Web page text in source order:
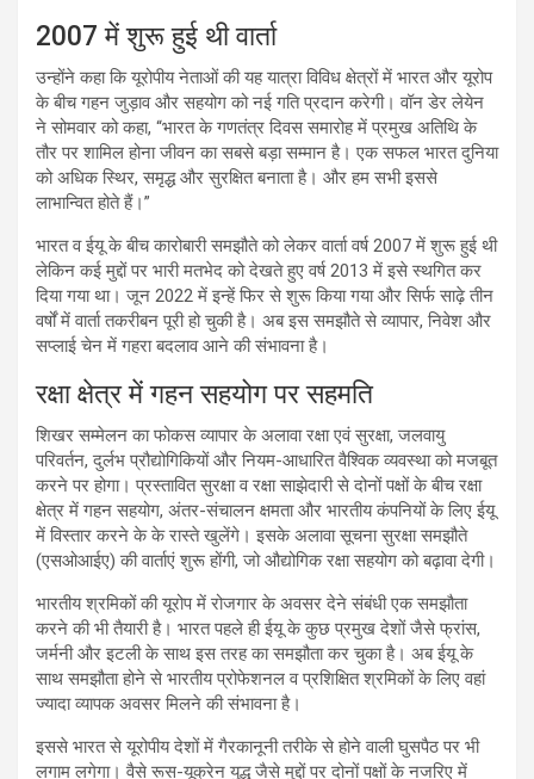
2007 में शुरू हुई थी वार्ता
उन्होंने कहा कि यूरोपीय नेताओं की यह यात्रा विविध क्षेत्रों में भारत और यूरोप
के बीच गहन जुड़ाव और सहयोग को नई गति प्रदान करेगी। वॉन डेर लेयेन
ने सोमवार को कहा, “भारत के गणतंत्र दिवस समारोह में प्रमुख अतिथि के
तौर पर शामिल होना जीवन का सबसे बड़ा सम्मान है। एक सफल भारत दुनिया
को अधिक स्थिर, समृद्ध और सुरक्षित बनाता है। और हम सभी इससे
लाभान्वित होते हैं।”
भारत व ईयू के बीच कारोबारी समझौते को लेकर वार्ता वर्ष 2007 में शुरू हुई थी
लेकिन कई मुद्दों पर भारी मतभेद को देखते हुए वर्ष 2013 में इसे स्थगित कर
दिया गया था। जून 2022 में इन्हें फिर से शुरू किया गया और सिर्फ साढ़े तीन
वर्षों में वार्ता तकरीबन पूरी हो चुकी है। अब इस समझौते से व्यापार, निवेश और
सप्लाई चेन में गहरा बदलाव आने की संभावना है।
रक्षा क्षेत्र में गहन सहयोग पर सहमति
शिखर सम्मेलन का फोकस व्यापार के अलावा रक्षा एवं सुरक्षा, जलवायु
परिवर्तन, दुर्लभ प्रौद्योगिकियों और नियम-आधारित वैश्विक व्यवस्था को मजबूत
करने पर होगा। प्रस्तावित सुरक्षा व रक्षा साझेदारी से दोनों पक्षों के बीच रक्षा
क्षेत्र में गहन सहयोग, अंतर-संचालन क्षमता और भारतीय कंपनियों के लिए ईयू
में विस्तार करने के के रास्ते खुलेंगे। इसके अलावा सूचना सुरक्षा समझौते
(एसओआईए) की वार्ताएं शुरू होंगी, जो औद्योगिक रक्षा सहयोग को बढ़ावा देगी।
भारतीय श्रमिकों की यूरोप में रोजगार के अवसर देने संबंधी एक समझौता
करने की भी तैयारी है। भारत पहले ही ईयू के कुछ प्रमुख देशों जैसे फ्रांस,
जर्मनी और इटली के साथ इस तरह का समझौता कर चुका है। अब ईयू के
साथ समझौता होने से भारतीय प्रोफेशनल व प्रशिक्षित श्रमिकों के लिए वहां
ज्यादा व्यापक अवसर मिलने की संभावना है।
इससे भारत से यूरोपीय देशों में गैरकानूनी तरीके से होने वाली घुसपैठ पर भी
लगाम लगेगा। वैसे रूस-यूक्रेन युद्ध जैसे मुद्दों पर दोनों पक्षों के नजरिए में